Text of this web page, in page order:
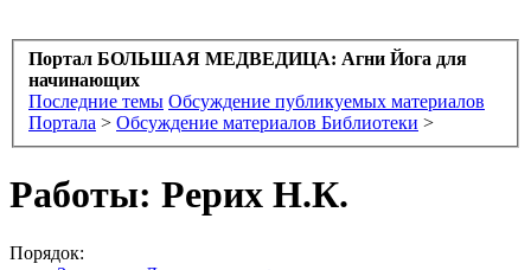
Портал БОЛЬШАЯ МЕДВЕДИЦА: Агни Йога для
начинающих
Последние темы Обсуждение публикуемых материалов
Портала > Обсуждение материалов Библиотеки >
Работы: Рерих Н.К.
Порядок: